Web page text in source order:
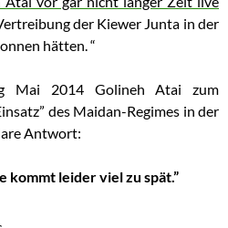
der Kiewer Junta in der
hätten. “
Mai 2014 Golineh Atai zum
des Maidan-Regimes in der
Antwort:
kommt leider viel zu spät.”